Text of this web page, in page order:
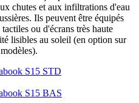
chutes et aux infiltrations d'eau
Ils peuvent être équipés
tactiles ou d'écrans très haute
lisibles au soleil (en option sur
S15 STD
S15 BAS